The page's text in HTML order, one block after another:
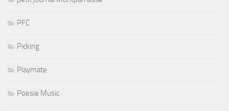
PFC
Picking
Playmate
Poesie Music